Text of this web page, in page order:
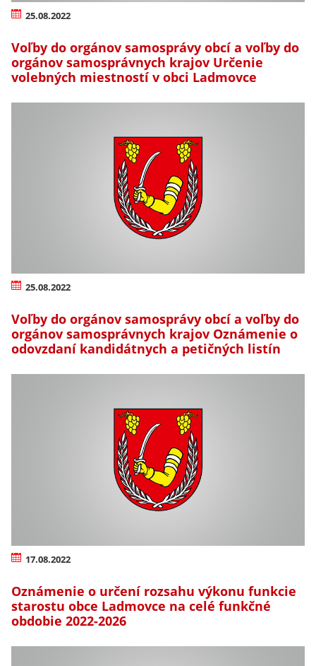
25.08.2022
Voľby do orgánov samosprávy obcí a voľby do
orgánov samosprávnych krajov Určenie
volebných miestností v obci Ladmovce
25.08.2022
Voľby do orgánov samosprávy obcí a voľby do
orgánov samosprávnych krajov Oznámenie o
odovzdaní kandidátnych a petičných listín
17.08.2022
Oznámenie o určení rozsahu výkonu funkcie
starostu obce Ladmovce na celé funkčné
obdobie 2022-2026